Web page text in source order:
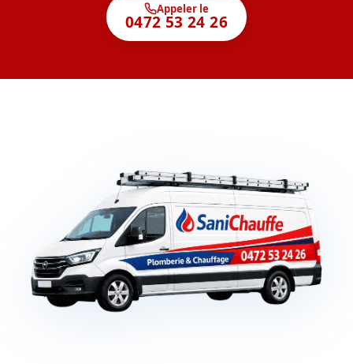
Appeler le
0472 53 24 26